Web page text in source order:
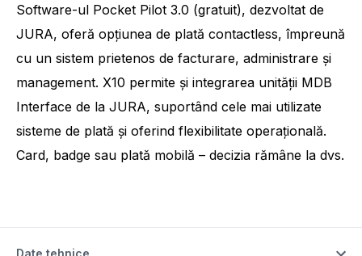
Software-ul Pocket Pilot 3.0 (gratuit), dezvoltat de
JURA, oferă opțiunea de plată contactless, împreună
cu un sistem prietenos de facturare, administrare și
management. X10 permite și integrarea unității MDB
Interface de la JURA, suportând cele mai utilizate
sisteme de plată și oferind flexibilitate operațională.
Card, badge sau plată mobilă – decizia rămâne la dvs.
Date tehnice